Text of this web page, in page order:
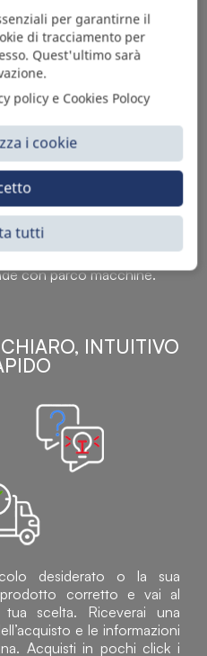
distribuzione e vendita di
Riconosciuto in tutto
qualitativo dei prodotti a
vendita B2B del ricco
rivolti a ricambisti,
con parco macchine.
INTUITIVO
desiderato o la sua
corretto e vai al
scelta. Riceverai una
e le informazioni
Acquisti in pochi click i
per garantirne il
di tracciamento per
Quest'ultimo sarà
policy e Cookies Polocy
i cookie
tutti